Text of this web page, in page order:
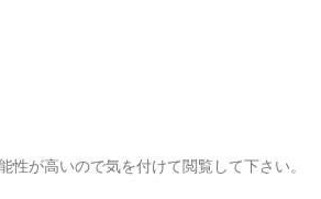
が高いので気を付けて閲覧して下さい。